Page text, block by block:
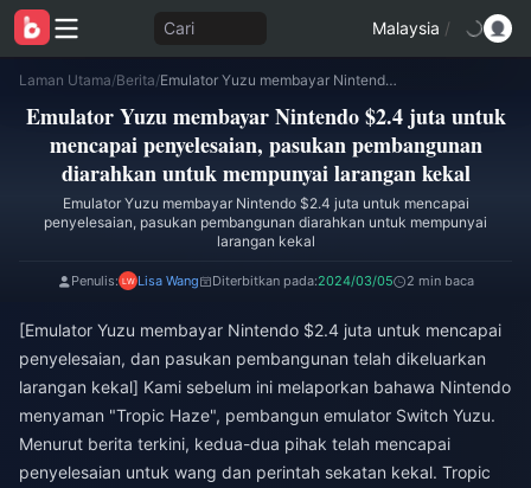
Cari Malaysia /
Laman Utama/Berita/ Emulator Yuzu membayar Nintendo $2.4 juta untuk mencapai penyelesaian, pasukan pembangunan diarahkan untuk mempunyai larangan kekal
Emulator Yuzu membayar Nintendo $2.4 juta untuk
mencapai penyelesaian, pasukan pembangunan
diarahkan untuk mempunyai larangan kekal
Emulator Yuzu membayar Nintendo $2.4 juta untuk mencapai
penyelesaian, pasukan pembangunan diarahkan untuk mempunyai
larangan kekal
Penulis: Lisa Wang Diterbitkan pada:2024/03/05 2 min baca
[Emulator Yuzu membayar Nintendo $2.4 juta untuk mencapai
penyelesaian, dan pasukan pembangunan telah dikeluarkan
larangan kekal] Kami sebelum ini melaporkan bahawa Nintendo
menyaman "Tropic Haze", pembangun emulator Switch Yuzu.
Menurut berita terkini, kedua-dua pihak telah mencapai
penyelesaian untuk wang dan perintah sekatan kekal. Tropic